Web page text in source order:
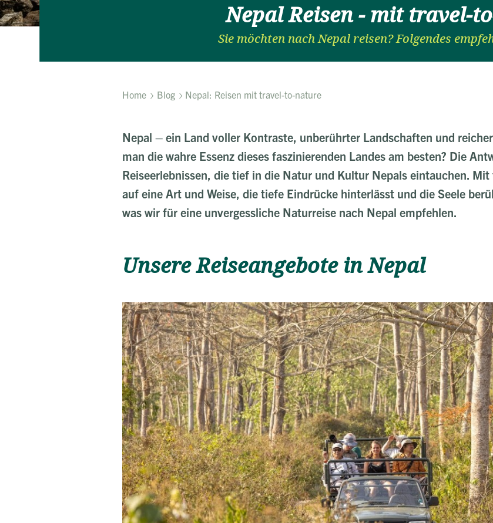
Nepal Reisen - mit travel-
Sie möchten nach Nepal reisen? Folgendes
Home Blog Nepal: Reisen mit travel-to-nature
Nepal – ein Land voller Kontraste, unberührter Landschaften und
man die wahre Essenz dieses faszinierenden Landes am besten? Die
Reiseerlebnissen, die tief in die Natur und Kultur Nepals eintauchen.
auf eine Art und Weise, die tiefe Eindrücke hinterlässt und die Seele
was wir für eine unvergessliche Naturreise nach Nepal empfehlen.
Unsere Reiseangebote in Nepal